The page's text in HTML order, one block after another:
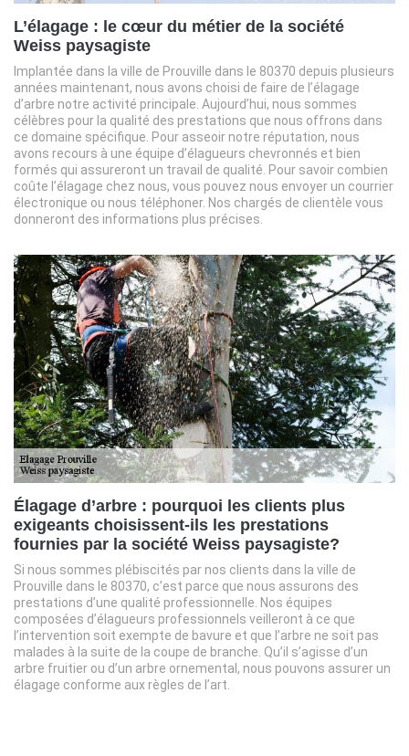
L’élagage : le cœur du métier de la société
Weiss paysagiste
Implantée dans la ville de Prouville dans le 80370 depuis plusieurs
années maintenant, nous avons choisi de faire de l’élagage
d’arbre notre activité principale. Aujourd’hui, nous sommes
célèbres pour la qualité des prestations que nous offrons dans
ce domaine spécifique. Pour asseoir notre réputation, nous
avons recours à une équipe d’élagueurs chevronnés et bien
formés qui assureront un travail de qualité. Pour savoir combien
coûte l’élagage chez nous, vous pouvez nous envoyer un courrier
électronique ou nous téléphoner. Nos chargés de clientèle vous
donneront des informations plus précises.
Élagage d’arbre : pourquoi les clients plus
exigeants choisissent-ils les prestations
fournies par la société Weiss paysagiste?
Si nous sommes plébiscités par nos clients dans la ville de
Prouville dans le 80370, c’est parce que nous assurons des
prestations d’une qualité professionnelle. Nos équipes
composées d’élagueurs professionnels veilleront à ce que
l’intervention soit exempte de bavure et que l’arbre ne soit pas
malades à la suite de la coupe de branche. Qu’il s’agisse d’un
arbre fruitier ou d’un arbre ornemental, nous pouvons assurer un
élagage conforme aux règles de l’art.